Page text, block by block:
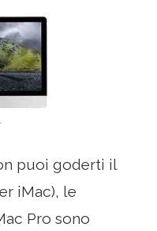
puoi goderti il
iMac), le
Pro sono